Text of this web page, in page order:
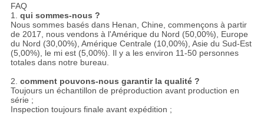
FAQ
1. qui sommes-nous ?
Nous sommes basés dans Henan, Chine, commençons à partir
de 2017, nous vendons à l'Amérique du Nord (50,00%), Europe
du Nord (30,00%), Amérique Centrale (10,00%), Asie du Sud-Est
(5,00%), le mi est (5,00%). Il y a les environ 11-50 personnes
totales dans notre bureau.
2. comment pouvons-nous garantir la qualité ?
Toujours un échantillon de préproduction avant production en
série ;
Inspection toujours finale avant expédition ;